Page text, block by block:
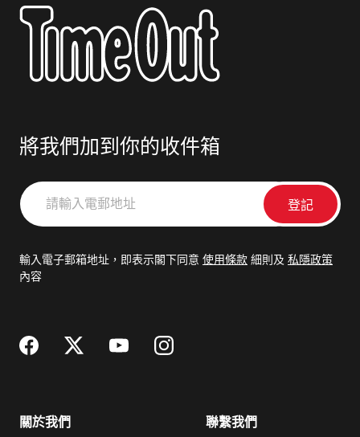
將我們加到你的收件箱
請
輸
郵
輸入電子郵箱地址，即表示閣下同意 使用條款 細則及 私隱政策
內容
關於我們 聯繫我們